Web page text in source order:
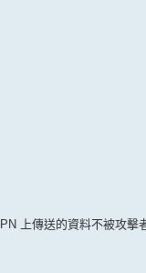
上傳送的資料不被攻擊